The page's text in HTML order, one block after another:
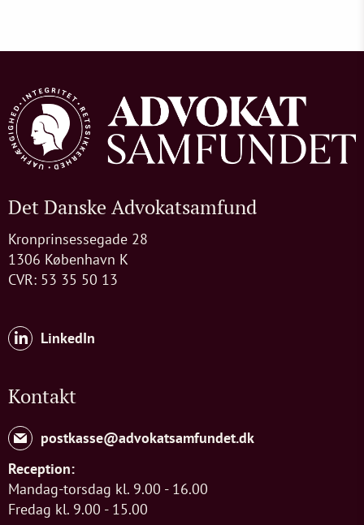
Det Danske Advokatsamfund
Kronprinsessegade 28
1306 København K
CVR: 53 35 50 13
LinkedIn
Kontakt
postkasse@advokatsamfundet.dk
Reception:
Mandag-torsdag kl. 9.00 - 16.00
Fredag kl. 9.00 - 15.00